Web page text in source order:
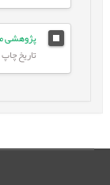
پژوهشی
تاریخ چاپ: 1403/03/29